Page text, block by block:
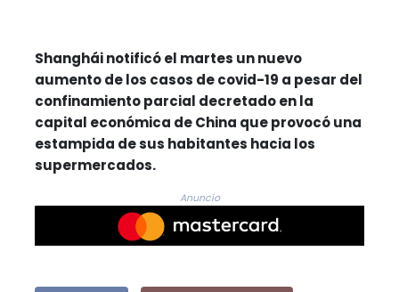
Shanghái notificó el martes un nuevo
aumento de los casos de covid-19 a pesar del
confinamiento parcial decretado en la
capital económica de China que provocó una
estampida de sus habitantes hacia los
supermercados.
Anuncio